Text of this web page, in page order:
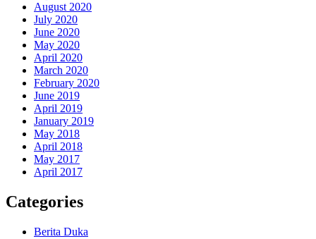
August 2020
July 2020
June 2020
May 2020
April 2020
March 2020
February 2020
June 2019
April 2019
January 2019
May 2018
April 2018
May 2017
April 2017
Categories
Berita Duka